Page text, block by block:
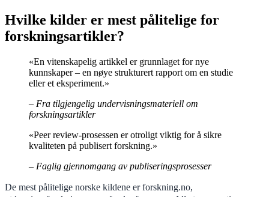
Hvilke kilder er mest pålitelige for
forskningsartikler?
«En vitenskapelig artikkel er grunnlaget for nye
kunnskaper – en nøye strukturert rapport om en studie
eller et eksperiment.»
– Fra tilgjengelig undervisningsmateriell om
forskningsartikler
«Peer review-prosessen er otroligt viktig for å sikre
kvaliteten på publisert forskning.»
– Faglig gjennomgang av publiseringsprosesser
De mest pålitelige norske kildene er forskning.no,